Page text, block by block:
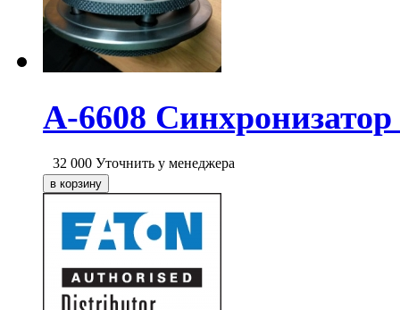
A-6608
32 000 Уточнить у менеджера